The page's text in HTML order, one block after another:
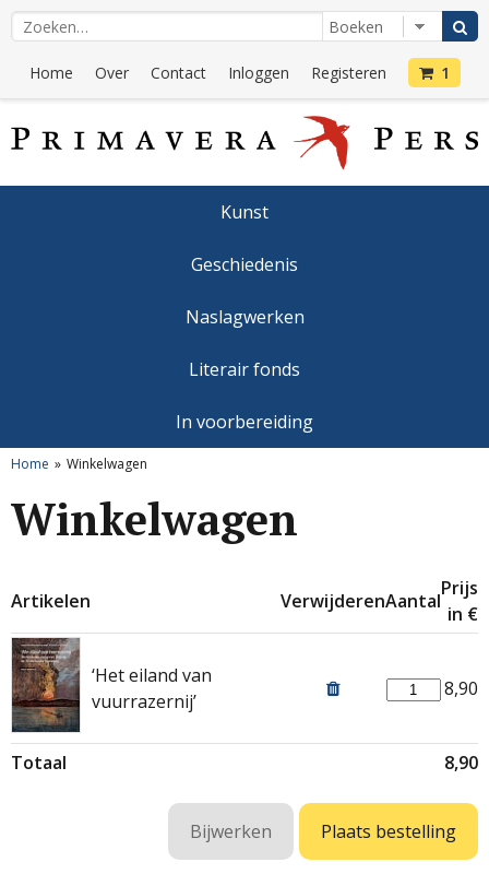
Home Over Contact Inloggen Registeren 1
Kunst
Geschiedenis
Naslagwerken
Literair fonds
In voorbereiding
Home Winkelwagen
Winkelwagen
Artikelen VerwijderenAantal
Prijs
in €
‘Het eiland van
vuurrazernij’
8,90
Totaal 8,90